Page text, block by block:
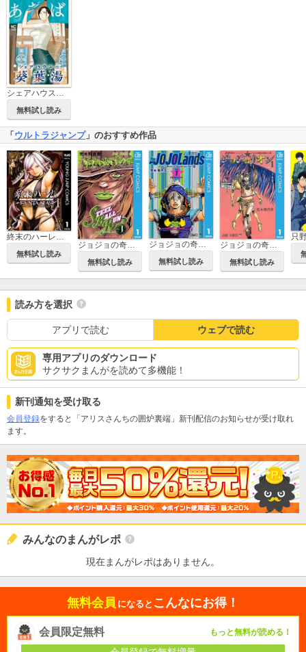
シェアハウス葵葉湯
無料試し読み
「 ウルトラジャンプ」のおすすめ作品
終末のハーレム ファンタジア セミカラー版
無料試し読み
無料試し読み 無料試し読み 無料試し読み
読み方を選択
アプリで読む ウェブで読む
専用アプリのダウンロード
サクサクまんがを読めて多機能！
新刊通知を受け取る
会員登録をすると「アリスさんちの囲炉裏端」新刊配信のお知らせが受け取れ
ます。
みんなのまんがレポ
現在まんがレポはありません。
無料会員 になると こんなにお得！
会員限定無料 もっと無料が読める！